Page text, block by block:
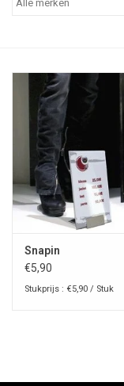
Snapin
€5,90
Stukprijs : €5,90 / Stuk